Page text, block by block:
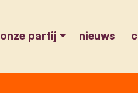
onze partij nieuws